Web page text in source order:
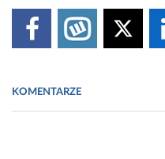
KOMENTARZE